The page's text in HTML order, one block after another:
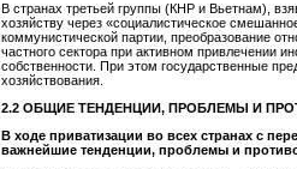
В странах третьей группы (КНР и Вьетнам),
хозяйству через «социалистическое
коммунистической партии, преобразование
частного сектора при активном привлечении
собственности. При этом государственные
хозяйствования.
2.2 ОБЩИЕ ТЕНДЕНЦИИ, ПРОБЛЕМЫ И
В ходе приватизации во всех странах с
важнейшие тенденции, проблемы и